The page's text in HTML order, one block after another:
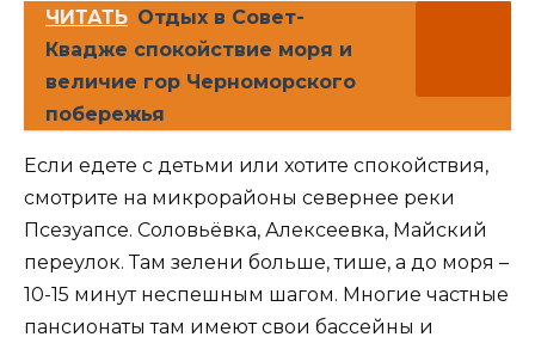
ЧИТАТЬ Отдых в Совет-
Квадже спокойствие моря и
величие гор Черноморского
побережья
Если едете с детьми или хотите спокойствия,
смотрите на микрорайоны севернее реки
Псезуапсе. Соловьёвка, Алексеевка, Майский
переулок. Там зелени больше, тише, а до моря –
10-15 минут неспешным шагом. Многие частные
пансионаты там имеют свои бассейны и